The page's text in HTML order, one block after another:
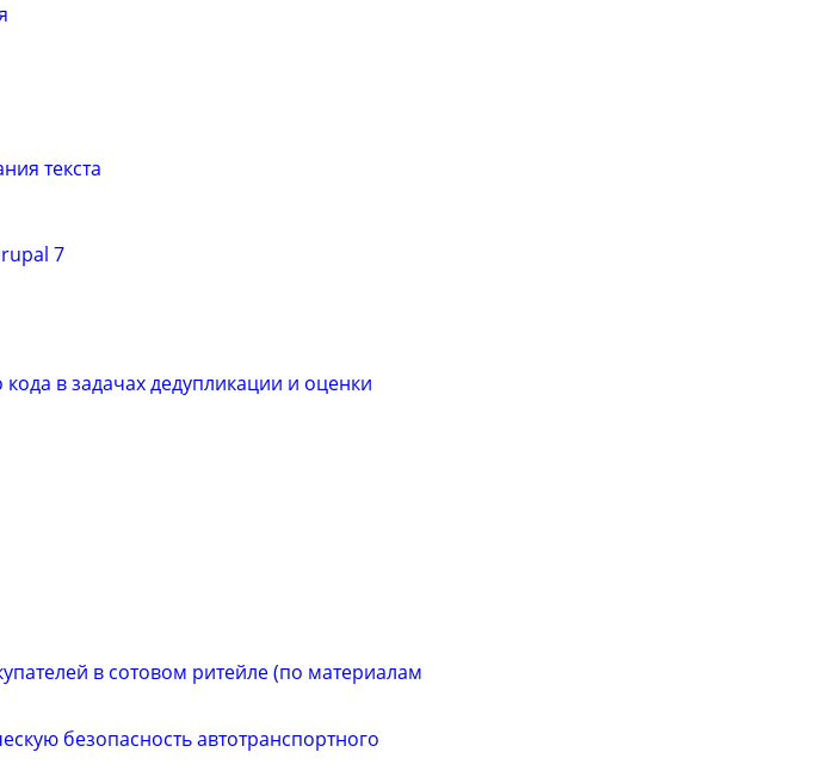
текста
7
в задачах дедупликации и оценки
в сотовом ритейле (по материалам
безопасность автотранспортного